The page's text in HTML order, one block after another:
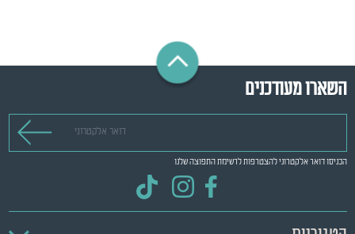
השארו מעודכנים
הכניסו דואר אלקטרוני להצטרפות לרשימת התפוצה שלנו